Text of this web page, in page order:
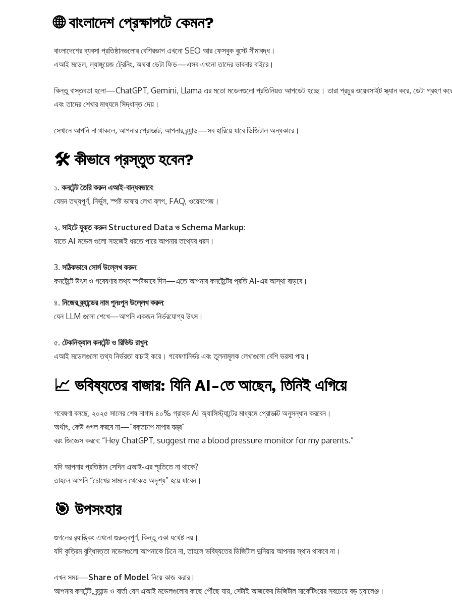
🌐 বাংলাদেশ প্রেক্ষাপটে কেমন?
বাংলাদেশের ব্যবসা প্রতিষ্ঠানগুলোর বেশিরভাগ এখনো SEO আর ফেসবুক বুস্টে সীমাবদ্ধ।
এআই মডেল, ল্যাঙ্গুয়েজ ট্রেনিং, অথবা ডেটা ফিড—এসব এখনো তাদের ভাবনার বাইরে।
কিন্তু বাস্তবতা হলো—ChatGPT, Gemini, Llama এর মতো মডেলগুলো প্রতিনিয়ত আপডেট হচ্ছে। তারা প্রচুর ওয়েবসাইট স্ক্যান করে, ডেটা গ্রহণ
এবং তাদের শেখার মাধ্যমে সিদ্ধান্ত দেয়।
সেখানে আপনি না থাকলে, আপনার প্রোডাক্ট, আপনার ব্র্যান্ড—সব হারিয়ে যাবে ডিজিটাল অন্ধকারে।
🛠️ কীভাবে প্রস্তুত হবেন?
১. কনটেন্ট তৈরি করুন এআই-বান্ধবভাবে:
যেমন তথ্যপূর্ণ, নির্ভুল, স্পষ্ট ভাষায় লেখা ব্লগ, FAQ, ওয়েবপেজ।
২. সাইটে যুক্ত করুন Structured Data ও Schema Markup:
যাতে AI মডেল গুলো সহজেই ধরতে পারে আপনার তথ্যের ধরন।
সঠিকভাবে সোর্স উল্লেখ করুন:
কনটেন্টে উৎস ও গবেষণার তথ্য স্পষ্টভাবে দিন—এতে আপনার কনটেন্টের প্রতি AI-এর আস্থা বাড়বে।
৪. নিজের ব্র্যান্ডের নাম পুনঃপুন উল্লেখ করুন:
যেন LLM গুলো শেখে—আপনি একজন নির্ভরযোগ্য উৎস।
৫. টেকনিক্যাল কনটেন্ট ও রিভিউ রাখুন:
এআই মডেলগুলো তথ্য নির্ভরতা যাচাই করে। গবেষণানির্ভর এবং তুলনামূলক লেখাগুলো বেশি ভরসা পায়।
📈 ভবিষ্যতের বাজার: যিনি AI-তে আছেন, তিনিই এগিয়ে
গবেষণা বলছে, ২০২৫ সালের শেষ নাগাদ ৪০% গ্রাহক AI অ্যাসিস্ট্যান্টের মাধ্যমে প্রোডাক্ট অনুসন্ধান করবেন।
অর্থাৎ, কেউ গুগল করবে না—”রক্তচাপ মাপার যন্ত্র”
বরং জিজ্ঞেস করবে: “Hey ChatGPT, suggest me a blood pressure monitor for my parents.”
যদি আপনার প্রতিষ্ঠান সেদিন এআই-এর স্মৃতিতে না থাকে?
তাহলে আপনি “চোখের সামনে থেকেও অদৃশ্য” হয়ে যাবেন।
🎯 উপসংহার
গুগলের র‍্যাঙ্কিং এখনো গুরুত্বপুর্ণ, কিন্তু একা যথেষ্ট নয়।
যদি কৃত্রিম বুদ্ধিমত্তা মডেলগুলো আপনাকে চিনে না, তাহলে ভবিষ্যতের ডিজিটাল দুনিয়ায় আপনার স্থান থাকবে না।
এখন সময়—Share of Model নিয়ে কাজ করার।
আপনার কনটেন্ট, ব্র্যান্ড ও বার্তা যেন এআই মডেলগুলোর কাছে পৌঁছে যায়, সেটাই আজকের ডিজিটাল মার্কেটিংয়ের সবচেয়ে বড় চ্যালেঞ্জ।